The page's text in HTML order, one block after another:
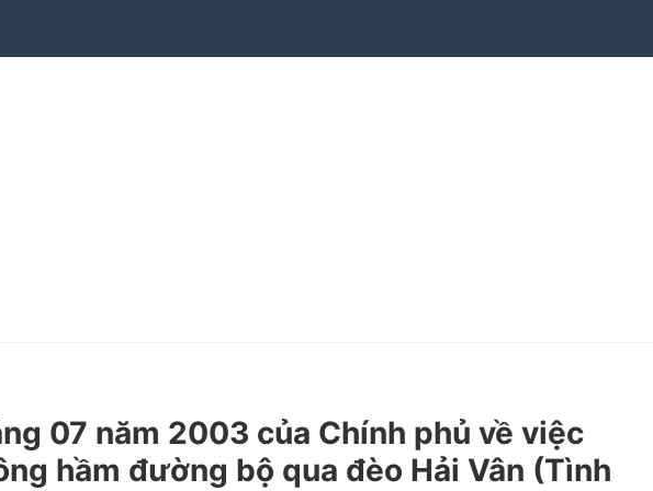
07 năm 2003 của Chính phủ về việc
hầm đường bộ qua đèo Hải Vân (Tình